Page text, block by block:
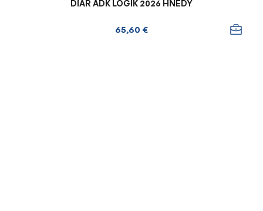
DIÁR ADK LOGIK 2026 HNEDÝ
65,60 €